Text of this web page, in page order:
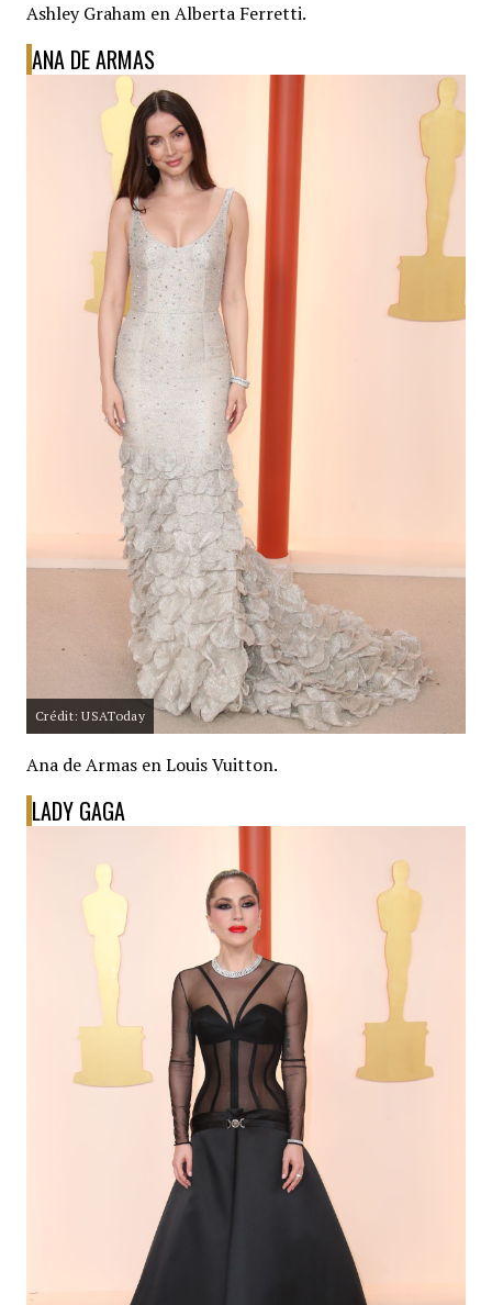
Ashley Graham en Alberta Ferretti.
ANA DE ARMAS
Crédit: USAToday
Ana de Armas en Louis Vuitton.
LADY GAGA